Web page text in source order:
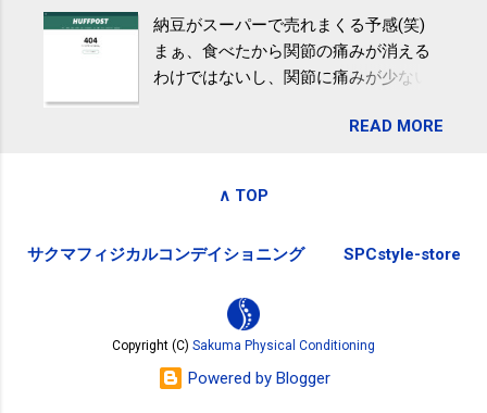
波大「減量しなくても効果」 - ニュー
ス - アピタル（医療・健康）
全く考えていなかったので、貰えると
少しづつ復興してる感が伝わってきて
嬉しいです。 あと、ふるさと納税が節
ですが、節税になるほど稼げていない
税務局｜ふるさと納税など個人住民税
納豆がスーパーで売れまくる予感(笑)
まぁ、食べたから関節の痛みが消える
わけではないし、関節に痛みが少ない
ど。。 「関節の老化」は、「コンドロ
歳をピークにして、体内で作られる量
代の半分、60代ではそのさらに半分に
起こさないためには、食生活で「コン
ドロイチン」を補うことが大切。そし
て「コンドロイチン」という成分は、
納豆をはじめとしたネバネバ&ヌルヌル
READ MORE
∧ TOP
サクマフィジカルコンデイショニング SPCstyle-store
Copyright (C) Sakuma Physical Conditioning
Powered by Blogger